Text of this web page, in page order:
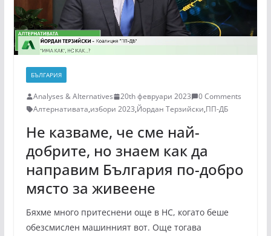
БЪЛГАРИЯ
Analyses & Alternatives 20th февруари 2023
0 Comments
Алтернативата,избори 2023,Йордан Терзийски,ПП-ДБ
Не казваме, че сме най-
добрите, но знаем как да
направим България по-добро
място за живеене
Бяхме много притеснени още в НС, когато беше
обезсмислен машинният вот. Още тогава